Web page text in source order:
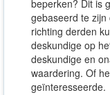
beperken? Dit is
gebaseerd te
richting derden
deskundige op
deskundige en
waardering. Of
geïnteresseerde.